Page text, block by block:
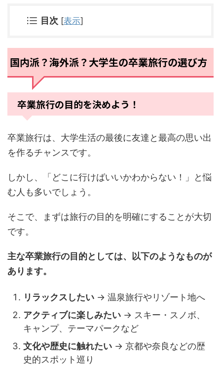
目次 [表示]
国内派？海外派？大学生の卒業旅行の選び方
卒業旅行の目的を決めよう！
卒業旅行は、大学生活の最後に友達と最高の思い出
を作るチャンスです。
しかし、「どこに行けばいいかわからない！」と悩
む人も多いでしょう。
そこで、まずは旅行の目的を明確にすることが大切
です。
主な卒業旅行の目的としては、以下のようなものが
あります。
リラックスしたい → 温泉旅行やリゾート地へ
アクティブに楽しみたい → スキー・スノボ、
キャンプ、テーマパークなど
文化や歴史に触れたい → 京都や奈良などの歴
史的スポット巡り